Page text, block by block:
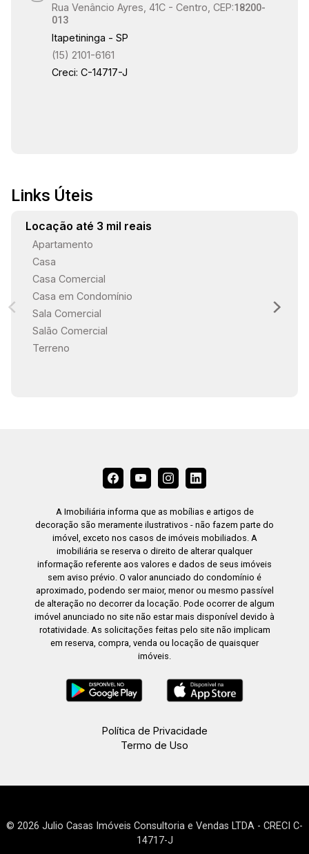
Rua Venâncio Ayres, 41C - Centro, CEP:18200-
013
Itapetininga - SP
(15) 2101-6161
Creci: C-14717-J
Links Úteis
Locação até 3 mil reais
Apartamento
Casa
Casa Comercial
Casa em Condomínio
Sala Comercial
Salão Comercial
Terreno
A Imobiliária informa que as mobílias e artigos de
decoração são meramente ilustrativos - não fazem parte do
imóvel, exceto nos casos de imóveis mobiliados. A
imobiliária se reserva o direito de alterar qualquer
informação referente aos valores e dados de seus imóveis
sem aviso prévio. O valor anunciado do condomínio é
aproximado, podendo ser maior, menor ou mesmo passível
de alteração no decorrer da locação. Pode ocorrer de algum
imóvel anunciado no site não estar mais disponível devido à
rotatividade. As solicitações feitas pelo site não implicam
em reserva, compra, venda ou locação de quaisquer
imóveis.
Política de Privacidade
Termo de Uso
© 2026 Julio Casas Imóveis Consultoria e Vendas LTDA - CRECI C-
14717-J